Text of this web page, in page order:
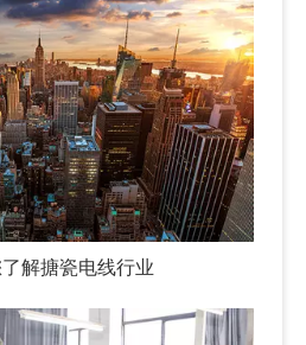
解搪瓷电线行业